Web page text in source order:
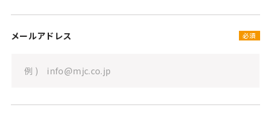
メールアドレス 必須